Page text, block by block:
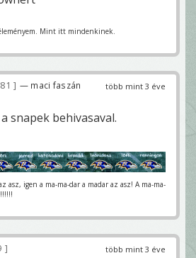
Mint itt mindenkinek.
több mint 3 éve
— maci faszán
snapek behivasaval.
asz, igen a ma-ma-dar a madar az asz! A ma-ma-
több mint 3 éve